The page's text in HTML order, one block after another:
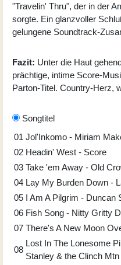
"Travelin' Thru", der in der
sorgte. Ein glanzvoller
gelungene Soundtrack-
Fazit: Unter die Haut
prächtige, intime Score-
Parton-Titel. Country-Herz,
Songtitel
01 Jol'Inkomo - Miriam
02 Headin' West - Score
03 Take 'em Away - Old
04 Lay My Burden Down -
05
I Am A Pilgrim - Duncan
06 Fish Song - Nitty Gritty
07 There's A New Moon
08
Lost In The Lonesome
Stanley & the Clinch